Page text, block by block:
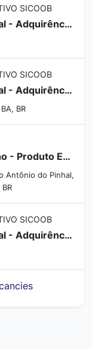
SICOOB
Agente Comercial - Adquirência - (Eunápolis/BA)
SICOOB
Agente Comercial - Adquirência - (Vitória da Conquista/BA)
BR
Vendedor Externo - Produto Específico para Empresários Hoteleiros.
Antônio do Pinhal,
SICOOB
Agente Comercial - Adquirência - (Salvador/BA)